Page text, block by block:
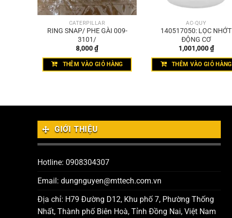
CATERPILLAR
RING SNAP/ PHE GÀI 009-
3101/
8,000₫
THÊM VÀO GIỎ HÀNG
ẮC-QUY
140517050: LỌC NHỚT
ĐỘNG CƠ
1,001,000₫
THÊM VÀO GIỎ HÀNG
GIỚI THIỆU
Hotline: 0908304307
Email: dungnguyen@mttech.com.vn
Địa chỉ: H79 Đường D12, Khu phố 7, Phường Thống
Nhất, Thành phố Biên Hoà, Tỉnh Đồng Nai, Việt Nam